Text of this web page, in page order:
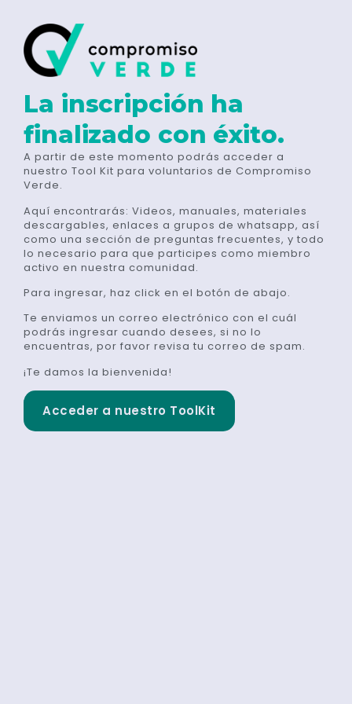
La inscripción ha
finalizado con éxito.
A partir de este momento podrás acceder a
nuestro Tool Kit para voluntarios de Compromiso
Verde.
Aquí encontrarás: Videos, manuales, materiales
descargables, enlaces a grupos de whatsapp, así
como una sección de preguntas frecuentes, y todo
lo necesario para que participes como miembro
activo en nuestra comunidad.
Para ingresar, haz click en el botón de abajo.
Te enviamos un correo electrónico con el cuál
podrás ingresar cuando desees, si no lo
encuentras, por favor revisa tu correo de spam.
¡Te damos la bienvenida!
Acceder a nuestro ToolKit